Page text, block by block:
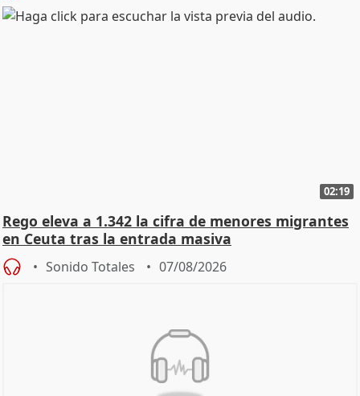
02:19
Rego eleva a 1.342 la cifra de menores migrantes
en Ceuta tras la entrada masiva
Sonido Totales 07/08/2026